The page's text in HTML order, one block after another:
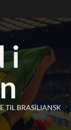
i
TIL BRASILIANSK